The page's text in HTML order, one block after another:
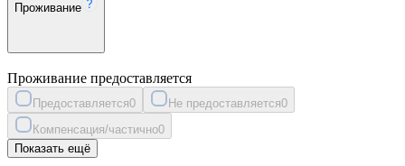
Проживание
Проживание предоставляется
Предоставляется0 Не предоставляется0
Компенсация/частично0
Показать ещё